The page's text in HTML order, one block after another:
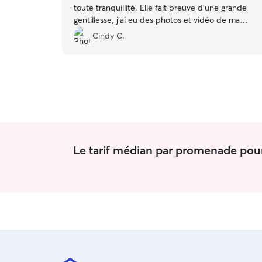
toute tranquillité. Elle fait preuve d'une grande
gentillesse, j'ai eu des photos et vidéo de ma
petite Tya qui m'ont beaucoup réconfortées. Un
grand merci Alison !
Cindy C.
Le tarif médian par promenade